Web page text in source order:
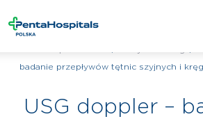
badanie przepływów tętnic szyjnych i
USG doppler –